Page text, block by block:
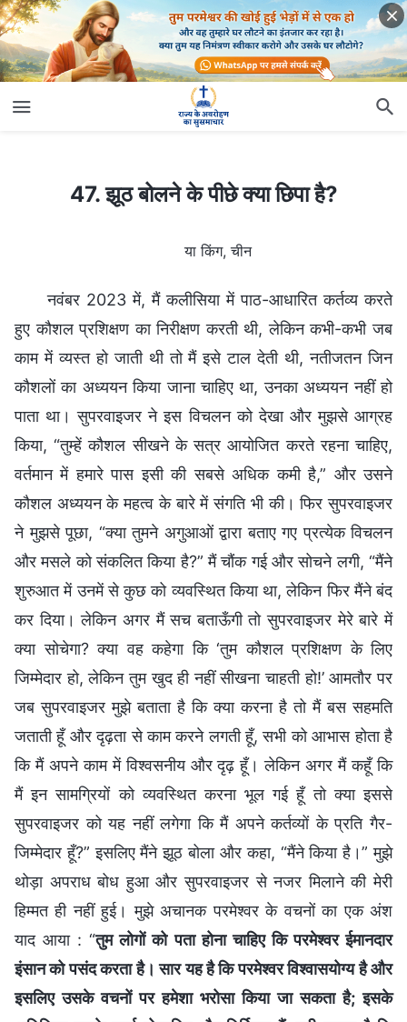
47. झूठ बोलने के पीछे क्या छिपा है?
या किंग, चीन
नवंबर 2023 में, मैं कलीसिया में पाठ-आधारित कर्तव्य करते
हुए कौशल प्रशिक्षण का निरीक्षण करती थी, लेकिन कभी-कभी जब
काम में व्यस्त हो जाती थी तो मैं इसे टाल देती थी, नतीजतन जिन
कौशलों का अध्ययन किया जाना चाहिए था, उनका अध्ययन नहीं हो
पाता था। सुपरवाइजर ने इस विचलन को देखा और मुझसे आग्रह
किया, “तुम्हें कौशल सीखने के सत्र आयोजित करते रहना चाहिए,
वर्तमान में हमारे पास इसी की सबसे अधिक कमी है,” और उसने
कौशल अध्ययन के महत्व के बारे में संगति भी की। फिर सुपरवाइजर
ने मुझसे पूछा, “क्या तुमने अगुआओं द्वारा बताए गए प्रत्येक विचलन
और मसले को संकलित किया है?” मैं चौंक गई और सोचने लगी, “मैंने
शुरुआत में उनमें से कुछ को व्यवस्थित किया था, लेकिन फिर मैंने बंद
कर दिया। लेकिन अगर मैं सच बताऊँगी तो सुपरवाइजर मेरे बारे में
क्या सोचेगा? क्या वह कहेगा कि ‘तुम कौशल प्रशिक्षण के लिए
जिम्मेदार हो, लेकिन तुम खुद ही नहीं सीखना चाहती हो!’ आमतौर पर
जब सुपरवाइजर मुझे बताता है कि क्या करना है तो मैं बस सहमति
जताती हूँ और दृढ़ता से काम करने लगती हूँ, सभी को आभास होता है
कि मैं अपने काम में विश्वसनीय और दृढ़ हूँ। लेकिन अगर मैं कहूँ कि
मैं इन सामग्रियों को व्यवस्थित करना भूल गई हूँ तो क्या इससे
सुपरवाइजर को यह नहीं लगेगा कि मैं अपने कर्तव्यों के प्रति गैर-
जिम्मेदार हूँ?” इसलिए मैंने झूठ बोला और कहा, “मैंने किया है।” मुझे
थोड़ा अपराध बोध हुआ और सुपरवाइजर से नजर मिलाने की मेरी
हिम्मत ही नहीं हुई। मुझे अचानक परमेश्वर के वचनों का एक अंश
याद आया : “तुम लोगों को पता होना चाहिए कि परमेश्वर ईमानदार
इंसान को पसंद करता है। सार यह है कि परमेश्वर विश्वासयोग्य है और
इसलिए उसके वचनों पर हमेशा भरोसा किया जा सकता है; इसके